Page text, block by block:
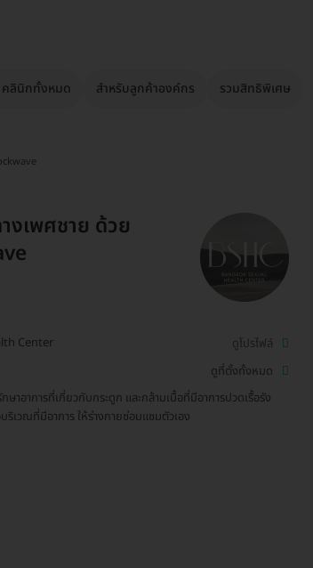
ลินิกทั้งหมด สำหรับลูกค้าองค์กร รวมสิทธิพิเศษ
งเพศชาย ด้วย
Center
ดูโปรไฟล์
ดูที่ตั้งทั้งหมด
าอาการที่เกี่ยวกับกระดูก และกล้ามเนื้อที่มีอาการปวดเรื้อรัง
ริเวณที่มีอาการ ให้ร่างกายซ่อมแซมตัวเอง